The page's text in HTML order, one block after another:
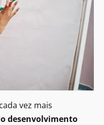
vez mais
desenvolvimento